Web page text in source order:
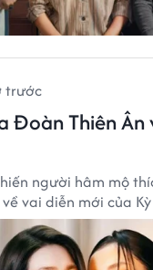
trước
Đoàn Thiên Ân
người hâm mộ
vai diễn mới của